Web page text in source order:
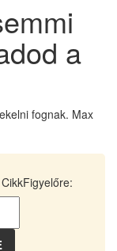
a
fognak. Max